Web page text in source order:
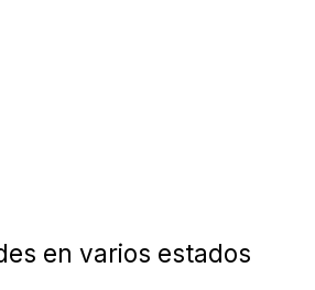
en varios estados